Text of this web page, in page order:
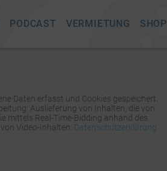
PODCAST VERMIETUNG SHOP
Daten erfasst und Cookies gespeichert.
Auslieferung von Inhalten, die von
mittels Real-Time-Bidding anhand des
Video-Inhalten. Datenschutzerklärung